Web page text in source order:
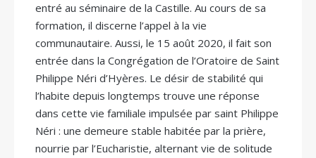
entré au séminaire de la Castille. Au cours de sa
formation, il discerne l’appel à la vie
communautaire. Aussi, le 15 août 2020, il fait son
entrée dans la Congrégation de l’Oratoire de Saint
Philippe Néri d’Hyères. Le désir de stabilité qui
l’habite depuis longtemps trouve une réponse
dans cette vie familiale impulsée par saint Philippe
Néri : une demeure stable habitée par la prière,
nourrie par l’Eucharistie, alternant vie de solitude